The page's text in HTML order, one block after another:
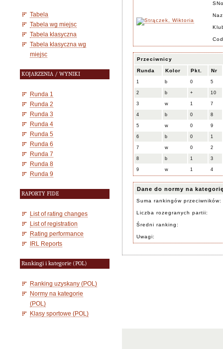
Tabela
Tabela wg miejsc
Tabela klasyczna
Tabela klasyczna wg
miejsc
KOJARZENIA / WYNIKI
Runda 1
Runda 2
Runda 3
Runda 4
Runda 5
Runda 6
Runda 7
Runda 8
Runda 9
RAPORTY FIDE
List of rating changes
List of registration
Rating performance
IRL Reports
Rankingi i kategorie (POL)
Ranking uzyskany (POL)
Normy na kategorie
(POL)
Klasy sportowe (POL)
Przeciwnicy
Runda Kolor Pkt. Nr
1 b 0 5
2 b + 10
3 w 1 7
4 b 0 8
5 w 0 9
6 b 0 1
7 w 0 2
8 b 1 3
9 w 1 4
Dane do normy na
Suma rankingów przeciwników:
Liczba rozegranych partii:
Średni ranking:
Uwagi: